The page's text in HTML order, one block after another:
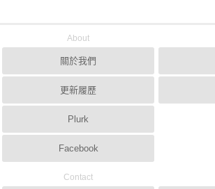
About
關於我們
更新履歷
Plurk
Facebook
Contact